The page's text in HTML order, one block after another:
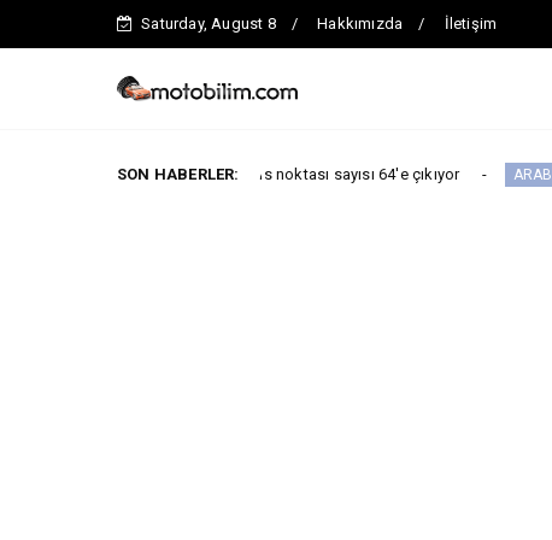
Saturday, August 8 Hakkımızda İletişim
SON HABERLER:
kadar toplam servis noktası sayısı 64'e çıkıyor ARABA KAMPANYALARI